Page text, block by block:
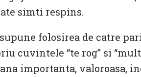
simti respins.
folosirea de catre
cuvintele “te rog” si
importanta, valoroasa,